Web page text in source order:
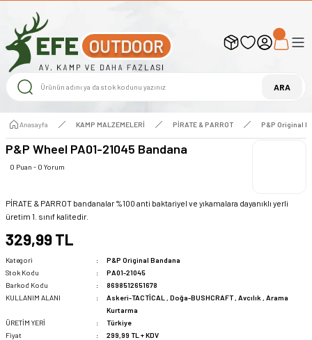
UYARI ! KARGOLAR 13 TEMMUZ 2026 YAPILACAK
1000 TL ve Üzeri Ücretsiz Kargo 1000 TL ve Üzeri Ücretsiz Kargo
1000 TL ve Üzeri Ücretsiz Kargo
ARA
Anasayfa KAMP MALZEMELERİ PİRATE & PARROT P&P Original
P&P Wheel PA01-21045 Bandana
0 Puan - 0 Yorum
PİRATE & PARROT bandanalar %100 anti baktariyel ve yıkamalara dayanıklı yerli
üretim 1. sınıf kalitedir.
329,99 TL
Kategori
P&P Original Bandana
Stok Kodu
PA01-21045
Barkod Kodu
8698512651678
KULLANIM ALANI
Askeri-TACTİCAL , Doğa-BUSHCRAFT , Avcılık , Arama
Kurtarma
ÜRETİM YERİ
Türkiye
Fiyat
299,99 TL + KDV